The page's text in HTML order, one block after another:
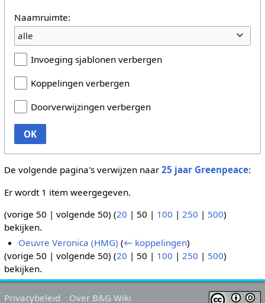
Naamruimte:
alle
Invoeging sjablonen verbergen
Koppelingen verbergen
Doorverwijzingen verbergen
OK
De volgende pagina's verwijzen naar 25 jaar Greenpeace:
Er wordt 1 item weergegeven.
(vorige 50 | volgende 50) (20 | 50 | 100 | 250 | 500)
bekijken.
Oeuvre Veronica (HMG) (← koppelingen)
(vorige 50 | volgende 50) (20 | 50 | 100 | 250 | 500)
bekijken.
Privacybeleid Over B&G Wiki